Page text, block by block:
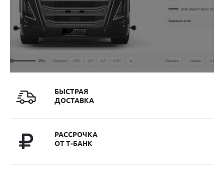
БЫСТРАЯ
ДОСТАВКА
РАССРОЧКА
ОТ Т-БАНК